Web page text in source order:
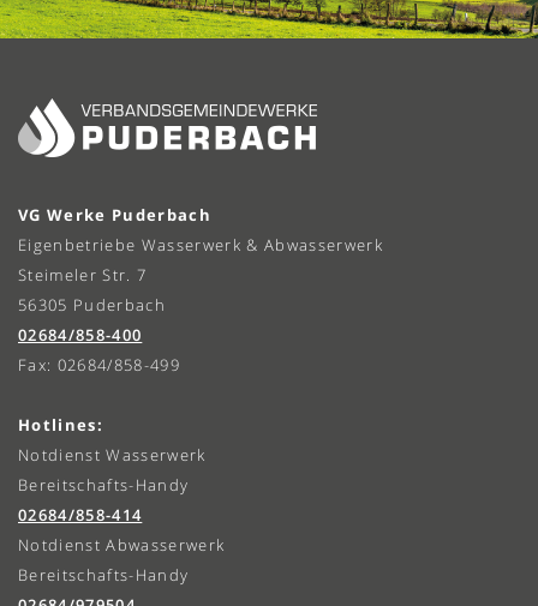
VG Werke Puderbach
Eigenbetriebe Wasserwerk & Abwasserwerk
Steimeler Str. 7
56305 Puderbach
02684/858-400
Fax: 02684/858-499
Hotlines:
Notdienst Wasserwerk
Bereitschafts-Handy
02684/858-414
Notdienst Abwasserwerk
Bereitschafts-Handy